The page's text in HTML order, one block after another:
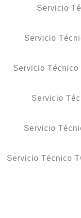
Servicio
Servicio
Servicio Técnico
Servicio
Servicio
Servicio Técnico